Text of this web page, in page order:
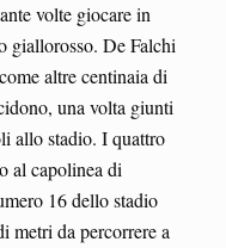
volte giocare in
giallorosso. De Falchi
altre centinaia di
una volta giunti
allo stadio. I quattro
al capolinea di
16 dello stadio
metri da percorrere a